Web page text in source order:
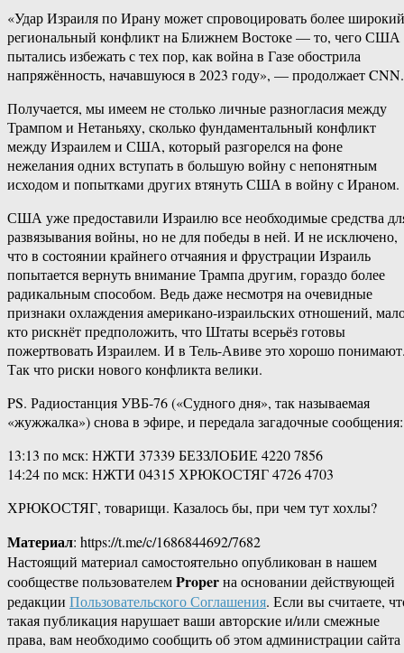
«Удар Израиля по Ирану может спровоцировать более широкий
региональный конфликт на Ближнем Востоке — то, чего США
пытались избежать с тех пор, как война в Газе обострила
напряжённость, начавшуюся в 2023 году», — продолжает CNN.
Получается, мы имеем не столько личные разногласия между
Трампом и Нетаньяху, сколько фундаментальный конфликт
между Израилем и США, который разгорелся на фоне
нежелания одних вступать в большую войну с непонятным
исходом и попытками других втянуть США в войну с Ираном.
США уже предоставили Израилю все необходимые средства
развязывания войны, но не для победы в ней. И не исключено,
что в состоянии крайнего отчаяния и фрустрации Израиль
попытается вернуть внимание Трампа другим, гораздо более
радикальным способом. Ведь даже несмотря на очевидные
признаки охлаждения американо-израильских отношений,
кто рискнёт предположить, что Штаты всерьёз готовы
пожертвовать Израилем. И в Тель-Авиве это хорошо
Так что риски нового конфликта велики.
PS. Радиостанция УВБ-76 («Судного дня», так называемая
«жужжалка») снова в эфире, и передала загадочные сообщения:
13:13 по мск: НЖТИ 37339 БЕЗЗЛОБИЕ 4220 7856
14:24 по мск: НЖТИ 04315 ХРЮКОСТЯГ 4726 4703
ХРЮКОСТЯГ, товарищи. Казалось бы, при чем тут хохлы?
Материал: https://t.me/c/1686844692/7682
Настоящий материал самостоятельно опубликован в нашем
сообществе пользователемProperна основании действующей
редакции Пользовательского Соглашения. Если вы считаете,
такая публикация нарушает ваши авторские и/или смежные
права, вам необходимо сообщить об этом администрации сайта